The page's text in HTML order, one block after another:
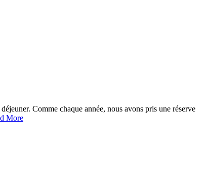
Comme chaque année, nous avons pris une réserve
More